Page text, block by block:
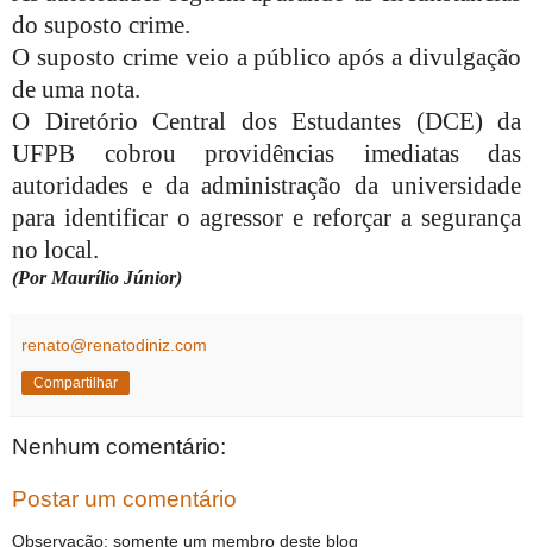
do suposto crime.
O suposto crime veio a público após a divulgação
de uma nota.
O Diretório Central dos Estudantes (DCE) da
UFPB cobrou providências imediatas das
autoridades e da administração da universidade
para identificar o agressor e reforçar a segurança
no local.
(Por Maurílio Júnior)
renato@renatodiniz.com
Compartilhar
Nenhum comentário:
Postar um comentário
Observação: somente um membro deste blog